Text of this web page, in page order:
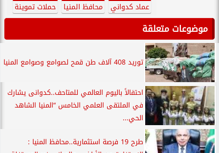
عماد كدواني محافظ المنيا حملات تموينة
موضوعات متعلقة
توريد 408 آلاف طن قمح لصوامع وصوامع المنيا
احتفالاً باليوم العالمي للمتاحف..كدوانى يشارك
في الملتقى العلمي الخامس “المنيا الشاهد
الحي...
طرح 19 فرصة استثمارية..محافظ المنيا :